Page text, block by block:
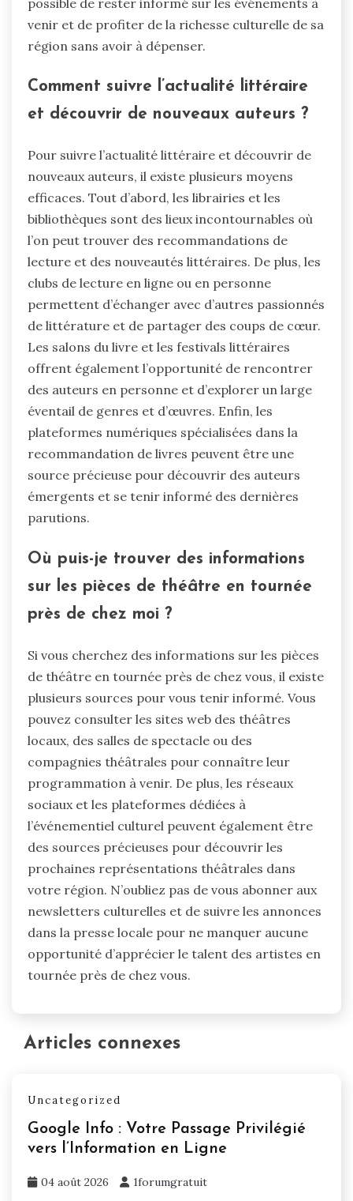
venir et de profiter de la richesse culturelle de sa
région sans avoir à dépenser.
Comment suivre l’actualité littéraire
et découvrir de nouveaux auteurs ?
Pour suivre l’actualité littéraire et découvrir de
nouveaux auteurs, il existe plusieurs moyens
efficaces. Tout d’abord, les librairies et les
bibliothèques sont des lieux incontournables où
l’on peut trouver des recommandations de
lecture et des nouveautés littéraires. De plus, les
clubs de lecture en ligne ou en personne
permettent d’échanger avec d’autres passionnés
de littérature et de partager des coups de cœur.
Les salons du livre et les festivals littéraires
offrent également l’opportunité de rencontrer
des auteurs en personne et d’explorer un large
éventail de genres et d’œuvres. Enfin, les
plateformes numériques spécialisées dans la
recommandation de livres peuvent être une
source précieuse pour découvrir des auteurs
émergents et se tenir informé des dernières
parutions.
Où puis-je trouver des informations
sur les pièces de théâtre en tournée
près de chez moi ?
Si vous cherchez des informations sur les pièces
de théâtre en tournée près de chez vous, il existe
plusieurs sources pour vous tenir informé. Vous
pouvez consulter les sites web des théâtres
locaux, des salles de spectacle ou des
compagnies théâtrales pour connaître leur
programmation à venir. De plus, les réseaux
sociaux et les plateformes dédiées à
l’événementiel culturel peuvent également être
des sources précieuses pour découvrir les
prochaines représentations théâtrales dans
votre région. N’oubliez pas de vous abonner aux
newsletters culturelles et de suivre les annonces
dans la presse locale pour ne manquer aucune
opportunité d’apprécier le talent des artistes en
tournée près de chez vous.
Articles connexes
Uncategorized
Google Info : Votre Passage Privilégié
vers l’Information en Ligne
04 août 2026 1forumgratuit